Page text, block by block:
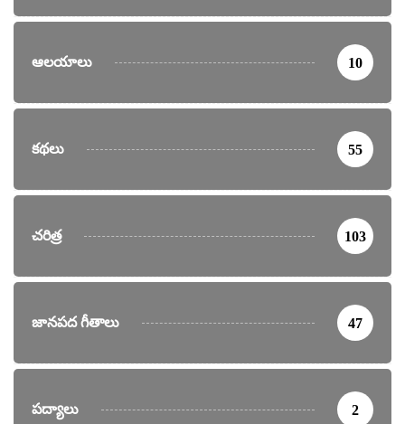
ఆలయాలు 10
కథలు 55
చరిత్ర 103
జానపద గీతాలు 47
పద్యాలు 2